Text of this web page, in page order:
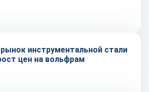
инструментальной стали
цен на вольфрам